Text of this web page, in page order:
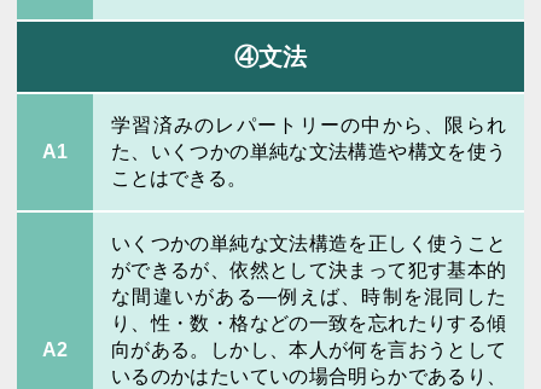
④文法
A1
学習済みのレパートリーの中から、限られ
た、いくつかの単純な文法構造や構文を使う
ことはできる。
A2
いくつかの単純な文法構造を正しく使うこと
ができるが、依然として決まって犯す基本的
な間違いがある―例えば、時制を混同した
り、性・数・格などの一致を忘れたりする傾
向がある。しかし、本人が何を言おうとして
いるのかはたいていの場合明らかであるり、